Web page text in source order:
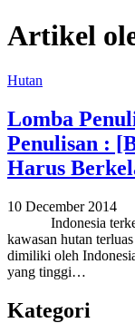
Artikel
Hutan
Lomba
Penulisan :
Harus
10 December 2014
Indonesia terkenal
kawasan hutan
dimiliki oleh
yang tinggi…
Kategori